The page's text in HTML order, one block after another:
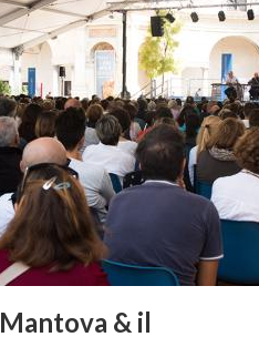
Mantova & il